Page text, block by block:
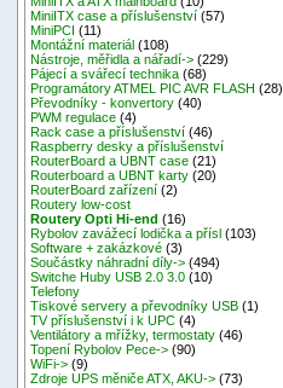
MiniITX case a příslušenství (57)
MiniPCI (11)
Montážní materiál (108)
Nástroje, měřidla a nářadí-> (229)
Pájecí a svářecí technika (68)
Programátory ATMEL PIC AVR FLASH (28)
Převodníky - konvertory (40)
PWM regulace (4)
Rack case a příslušenství (46)
Raspberry desky a příslušenství
RouterBoard a UBNT case (21)
Routerboard a UBNT karty (20)
RouterBoard zařízení (2)
Routery low-cost
Routery Opti Hi-end (16)
Rybolov zavážecí lodička a přísl (103)
Software + zakázkové (3)
Součástky náhradní díly-> (494)
Switche Huby USB 2.0 3.0 (10)
Telefony
Tiskové servery a převodníky USB (1)
TV příslušenství i k UPC (4)
Ventilátory a mřížky, termostaty (46)
Topení Rybolov Pece-> (90)
WiFi-> (9)
Zdroje UPS měniče ATX, AKU-> (73)